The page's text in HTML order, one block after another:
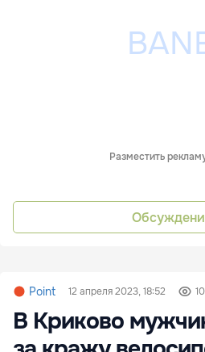
Разместить
Point 12 апреля 2023, 18:52
В Криково